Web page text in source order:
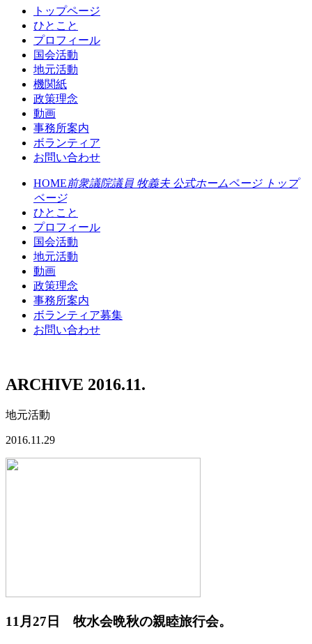
トップページ
ひとこと
プロフィール
国会活動
地元活動
機関紙
政策理念
動画
事務所案内
ボランティア
お問い合わせ
HOME前衆議院議員 牧義夫 公式ホームページ トップ
ページ
ひとこと
プロフィール
国会活動
地元活動
動画
政策理念
事務所案内
ボランティア募集
お問い合わせ
ARCHIVE 2016.11.
地元活動
2016.11.29
11月27日 牧水会晩秋の親睦旅行会。